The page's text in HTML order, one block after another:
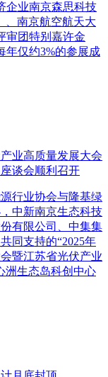
企业南京森思科技
、南京航空航天大
审团特别嘉许金
年仅约3%的参展成
业高质量发展大会
谈会顺利召开
行业协会与隆基绿
中新南京生态科技
有限公司、中集集
同支持的“2025年
暨江苏省光伏产业
洲生态岛科创中心